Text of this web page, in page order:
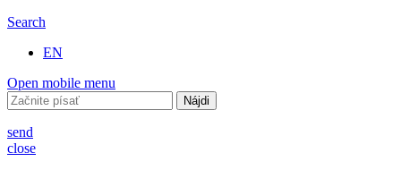
Search
EN
Open mobile menu
Hľadať:
send
close